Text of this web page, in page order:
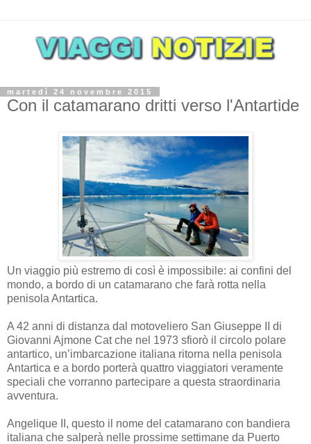
martedì 24 novembre 2015
Con il catamarano dritti verso l'Antartide
Un viaggio più estremo di così è impossibile: ai confini del
mondo, a bordo di un catamarano che farà rotta nella
penisola Antartica.
A 42 anni di distanza dal motoveliero San Giuseppe II di
Giovanni Ajmone Cat che nel 1973 sfiorò il circolo polare
antartico, un’imbarcazione italiana ritorna nella penisola
Antartica e a bordo porterà quattro viaggiatori veramente
speciali che vorranno partecipare a questa straordinaria
avventura.
Angelique II, questo il nome del catamarano con bandiera
italiana che salperà nelle prossime settimane da Puerto